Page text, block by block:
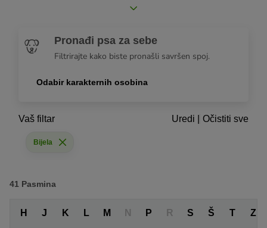
karakteristike, zdravstvene predispozicije, potrebnu razinu
Pronađi psa za sebe
Filtrirajte kako biste pronašli savršen spoj.
Odabir karakternih osobina
Vaš filtar Uredi Očistiti sve
Bijela
41 Pasmina
H J K L M N P R S Š T Z